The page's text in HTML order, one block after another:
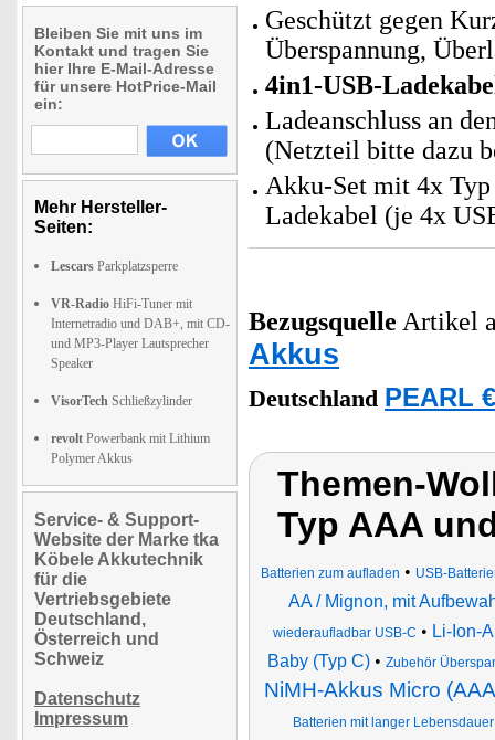
Bleiben Sie mit uns im
Kontakt und tragen Sie
hier Ihre E-Mail-Adresse
für unsere HotPrice-Mail
ein:
Mehr Hersteller-
Seiten:
Lescars Parkplatzsperre
VR-Radio HiFi-Tuner mit
Internetradio und DAB+, mit CD-
und MP3-Player Lautsprecher
Speaker
VisorTech Schließzylinder
revolt Powerbank mit Lithium
Polymer Akkus
Service- & Support-
Website der Marke tka
Köbele Akkutechnik
für die
Vertriebsgebiete
Deutschland,
Österreich und
Schweiz
Datenschutz
Impressum
Geschützt gegen
Überspannung,
4in1-USB-
Ladeanschluss an
(Netzteil bitte dazu
Akku-Set mit 4x
Ladekabel (je 4x
Bezugsquelle Artikel
Akkus
Deutschland PEARL
Themen-
Typ AAA
Batterien zum aufladen • USB-
AA / Mignon, mit
wiederaufladbar USB-C • Li-Ion-
Baby (Typ C) • Zubehör
NiMH-Akkus Micro
Batterien mit langer Lebensdauer